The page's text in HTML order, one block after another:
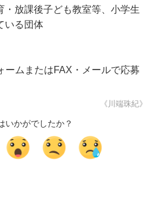
・放課後子ども教室等、小学生
いる団体
ームまたはFAX・メールで応募
《川端珠紀》
いかがでしたか？